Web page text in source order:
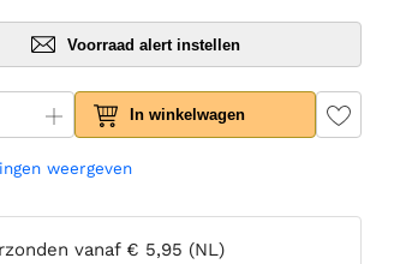
Voorraad alert instellen
In winkelwagen
weergeven
vanaf € 5,95 (NL)